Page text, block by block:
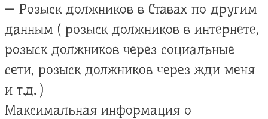
— Розыск должников в Ставах по другим
данным ( розыск должников в интернете,
розыск должников через социальные
сети, розыск должников через жди меня
и т.д. )
Максимальная информация о